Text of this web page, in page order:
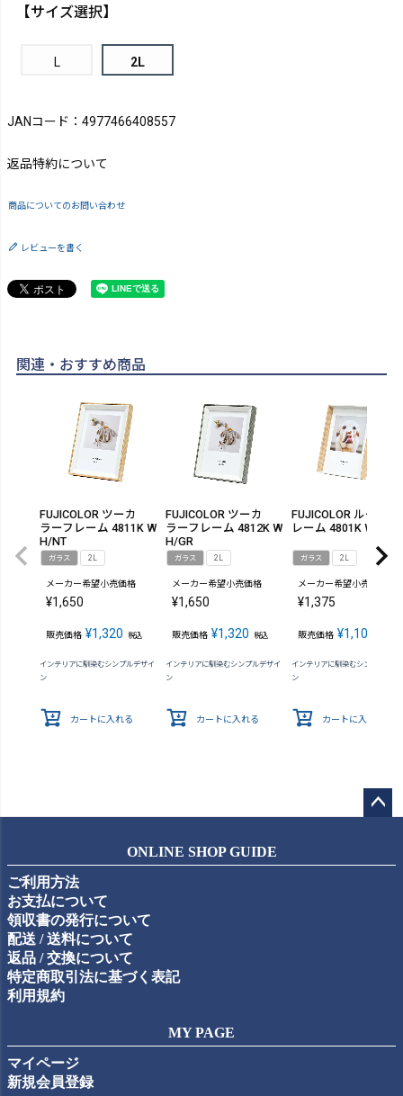
【サイズ選択】
L 2L
JANコード：4977466408557
返品特約について
商品についてのお問い合わせ
レビューを書く
関連・おすすめ商品
FUJICOLOR ツーカ
ラーフレーム 4811K W
H/NT
ガラス 2L
メーカー希望小売価格
¥1,650
販売価格 ¥1,320 税込
インテリアに馴染むシンプルデザイ
ン
カートに入れる
FUJICOLOR ツーカ
ラーフレーム 4812K W
H/GR
ガラス 2L
メーカー希望小売価格
¥1,650
販売価格 ¥1,320 税込
インテリアに馴染むシンプルデザイ
ン
カートに入れる
FUJICOLOR ルームフ
レーム 4801K WH/NT
ガラス 2L
メーカー希望小売価格
¥1,375
販売価格 ¥1,100
インテリアに馴染むシンプルデザ
ン
カートに入れる
ップ
ONLINE SHOP GUIDE
ご利用方法
お支払について
領収書の発行について
配送 / 送料について
返品 / 交換について
特定商取引法に基づく表記
利用規約
MY PAGE
マイページ
新規会員登録